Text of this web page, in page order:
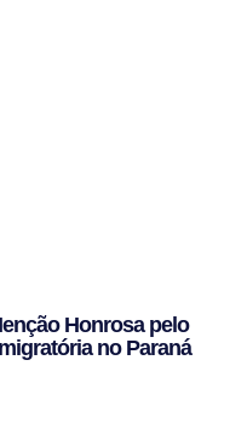
Honrosa pelo
no Paraná